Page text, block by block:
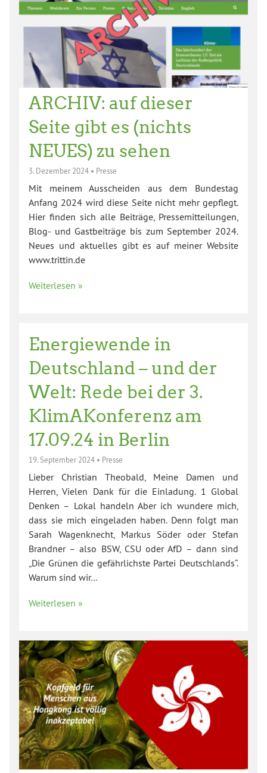
ARCHIV: auf dieser
Seite gibt es (nichts
NEUES) zu sehen
3. Dezember 2024 • Presse
Mit meinem Ausscheiden aus dem Bundestag
Anfang 2024 wird diese Seite nicht mehr gepflegt.
Hier finden sich alle Beiträge, Pressemitteilungen,
Blog- und Gastbeiträge bis zum September 2024.
Neues und aktuelles gibt es auf meiner Website
www.trittin.de
Weiterlesen »
Energiewende in
Deutschland – und der
Welt: Rede bei der 3.
KlimAKonferenz am
17.09.24 in Berlin
19. September 2024 • Presse
Lieber Christian Theobald, Meine Damen und
Herren, Vielen Dank für die Einladung. 1 Global
Denken – Lokal handeln Aber ich wundere mich,
dass sie mich eingeladen haben. Denn folgt man
Sarah Wagenknecht, Markus Söder oder Stefan
Brandner – also BSW, CSU oder AfD – dann sind
„Die Grünen die gefährlichste Partei Deutschlands“.
Warum sind wir…
Weiterlesen »